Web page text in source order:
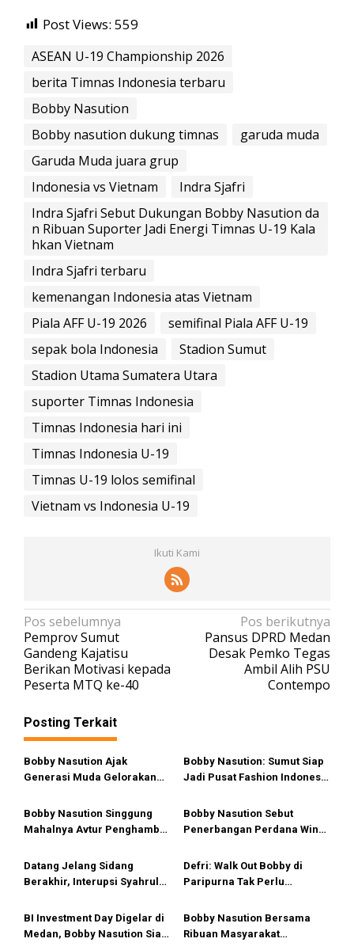
Post Views: 559
ASEAN U-19 Championship 2026
berita Timnas Indonesia terbaru
Bobby Nasution
Bobby nasution dukung timnas
garuda muda
Garuda Muda juara grup
Indonesia vs Vietnam
Indra Sjafri
Indra Sjafri Sebut Dukungan Bobby Nasution da
n Ribuan Suporter Jadi Energi Timnas U-19 Kala
hkan Vietnam
Indra Sjafri terbaru
kemenangan Indonesia atas Vietnam
Piala AFF U-19 2026
semifinal Piala AFF U-19
sepak bola Indonesia
Stadion Sumut
Stadion Utama Sumatera Utara
suporter Timnas Indonesia
Timnas Indonesia hari ini
Timnas Indonesia U-19
Timnas U-19 lolos semifinal
Vietnam vs Indonesia U-19
Ikuti Kami
N
a
v
i
g
a
s
i
o
Pos sebelumnya
Pemprov Sumut
Gandeng Kajatisu
Berikan Motivasi kepada
Peserta MTQ ke-40
Pos berikutnya
Pansus DPRD Medan
Desak Pemko Tegas
Ambil Alih PSU
Contempo
Posting Terkait
Bobby Nasution Ajak
Generasi Muda Gelorakan
Bobby Nasution: Sumut Siap
Jadi Pusat Fashion Indonesia
Bobby Nasution Singgung
Mahalnya Avtur Penghambat
Penerbangan di Sumut
Bobby Nasution Sebut
Penerbangan Perdana Wings
Natal Pangkas Waktu
Tempuh dan Perkuat
Datang Jelang Sidang
Berakhir, Interupsi Syahrul
DPRD Sumut Tuai Sorotan
Defri: Walk Out Bobby di
Paripurna Tak Perlu
Kourum
BI Investment Day Digelar di
Medan, Bobby Nasution Siap
Bobby Nasution Bersama
Ribuan Masyarakat